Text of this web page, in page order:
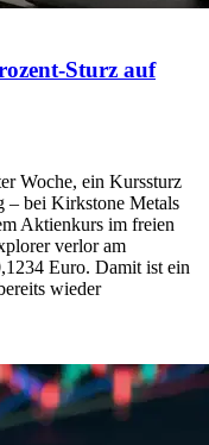
Sturz auf
Woche, ein Kurssturz
– bei Kirkstone Metals
Aktienkurs im freien
verlor am
Euro. Damit ist ein
wieder